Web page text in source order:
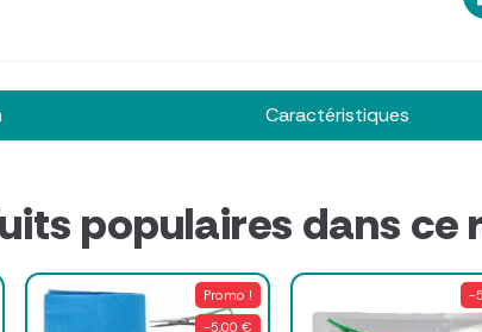
Caractéristiques
populaires dans ce
Promo !
-5,00 €
-